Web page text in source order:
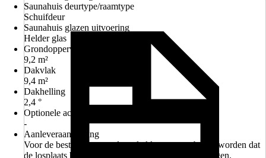
Saunahuis deurtype/raamtype
Schuifdeur
Saunahuis glazen uitvoering
Helder glas
Grondoppervlak saunahuis
9,2 m²
Dakvlak
9,4 m²
Dakhelling
2,4 °
Optionele accessoires
-
Aanleveraanwijzing
Voor de bestelling moet door de klant gewaarborgd worden dat
de losplaats bereikbaar is met een 40-tons vrachtwagen.